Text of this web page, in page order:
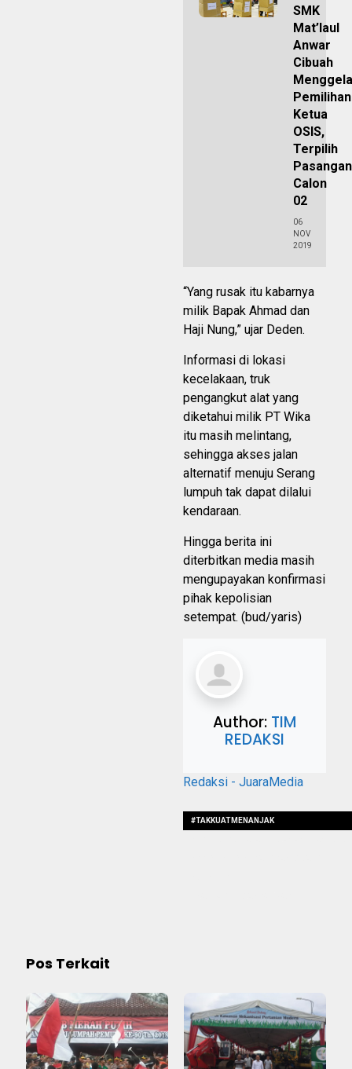
SMK
Mat’laul
Anwar
Cibuah
Pemilihan
Ketua
OSIS,
Terpilih
Pasangan
Calon
02
06
NOV
2019
“Yang rusak itu kabarnya
milik Bapak Ahmad dan
Haji Nung,” ujar Deden.
Informasi di lokasi
kecelakaan, truk
pengangkut alat yang
diketahui milik PT Wika
itu masih melintang,
sehingga akses jalan
alternatif menuju Serang
lumpuh tak dapat dilalui
kendaraan.
Hingga berita ini
diterbitkan media masih
mengupayakan konfirmasi
pihak kepolisian
setempat. (bud/yaris)
Author: TIM
REDAKSI
Redaksi - JuaraMedia
#TAKKUATMENANJAK
Pos Terkait